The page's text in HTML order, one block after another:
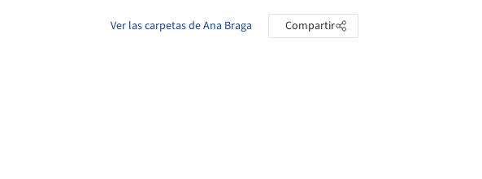
Ver las carpetas de Ana Braga Compartir